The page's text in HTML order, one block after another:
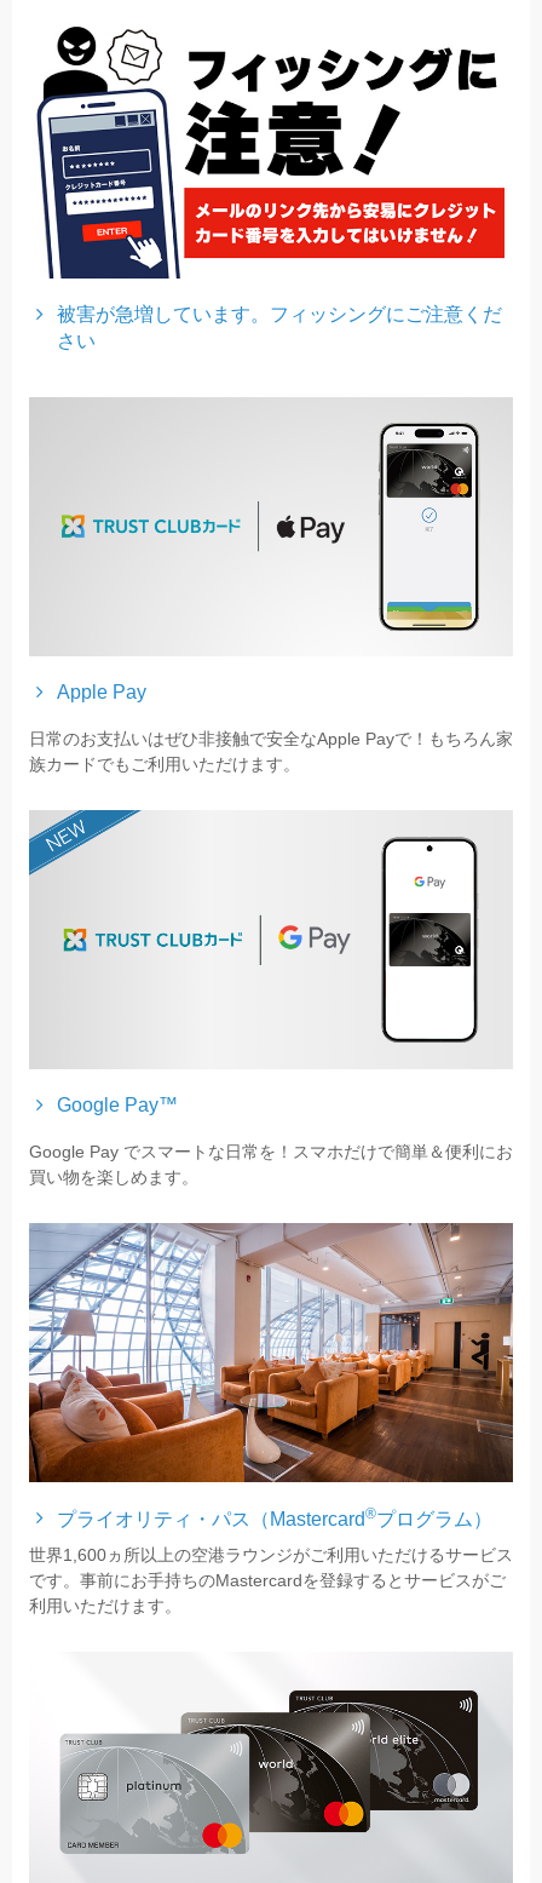
被害が急増しています。フィッシングにご注意くだ
さい
Apple Pay
日常のお支払いはぜひ非接触で安全なApple Payで！もちろん家
族カードでもご利用いただけます。
Google Pay™
Google Pay でスマートな日常を！スマホだけで簡単＆便利にお
買い物を楽しめます。
プライオリティ・パス（Mastercard®プログラム）
世界1,600ヵ所以上の空港ラウンジがご利用いただけるサービス
です。事前にお手持ちのMastercardを登録するとサービスがご
利用いただけます。